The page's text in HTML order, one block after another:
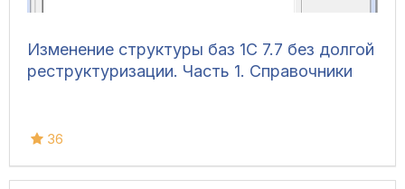
Изменение структуры баз 1С 7.7 без долгой
реструктуризации. Часть 1. Справочники
36